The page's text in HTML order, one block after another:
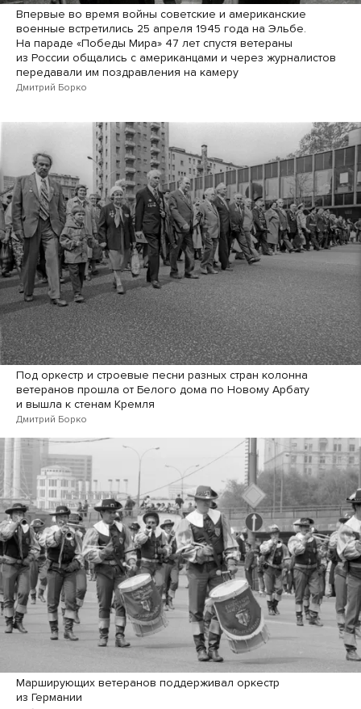
Впервые во время войны советские и американские
военные встретились 25 апреля 1945 года на Эльбе.
На параде «Победы Мира» 47 лет спустя ветераны
из России общались с американцами и через журналистов
передавали им поздравления на камеру
Дмитрий Борко
Под оркестр и строевые песни разных стран колонна
ветеранов прошла от Белого дома по Новому Арбату
и вышла к стенам Кремля
Дмитрий Борко
Марширующих ветеранов поддерживал оркестр
из Германии